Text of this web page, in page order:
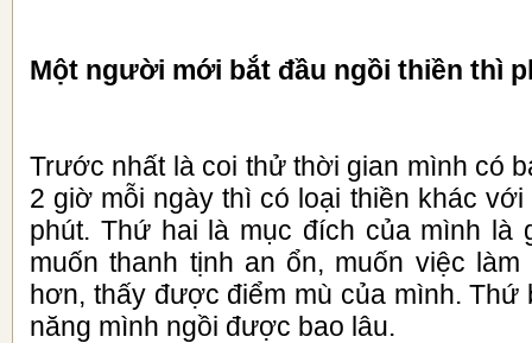
Một người mới bắt đầu ngồi thiền thì
Trước nhất là coi thử thời gian mình có
2 giờ mỗi ngày thì có loại thiền khác
phút. Thứ hai là mục đích của mình là
muốn thanh tịnh an ổn, muốn việc
hơn, thấy được điểm mù của mình. Thứ
năng mình ngồi được bao lâu.